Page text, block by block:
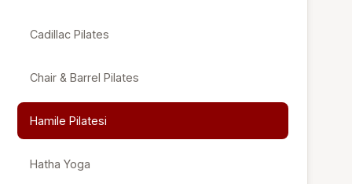
Cadillac Pilates
Chair & Barrel Pilates
Hamile Pilatesi
Hatha Yoga